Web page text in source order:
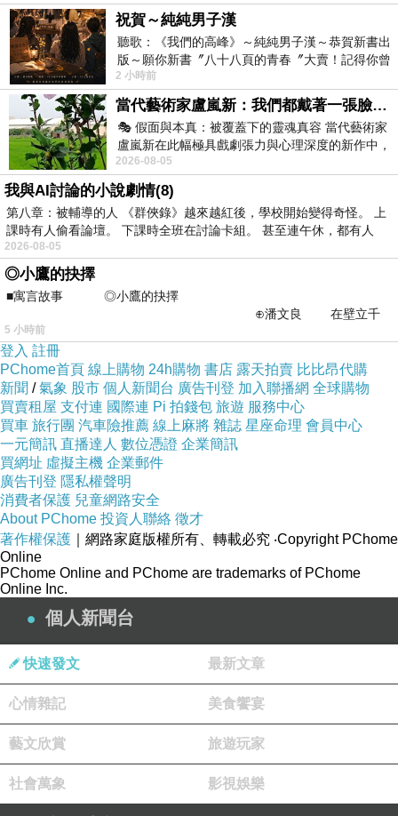
正善可聽採，能得出要，三耶三佛所說，譬如新
塔易可汙色，然諸弟子於此法中，不能勤修不能
成就，捨平等道入於邪見。若有人來語彼弟子：
『諸賢，汝師法正，當於中行何以捨離，入於邪
見？』其彼弟子信其言者，則二俱真正，獲無量
福，所以者何？其法真正。」
佛告周那：「彼雖有師然懷邪見，雖復有法盡
不真正，不足聽採不能出要，非三耶三佛所說，
猶如朽塔可汙色；彼諸弟子法法成就，隨順其行
起諸邪見。周那，若有人來語其弟子言：『汝師
法正汝所行是，今所修行勤苦如是，應於現法成
就道果。』彼諸弟子信受其言者，則二俱失道，
獲無量罪，所以者何？以法不真正故。周那，若
師不邪見，其法真正善可聽採，能得出要，三耶
三佛所說，譬如新塔易為汙色。又其弟子法法成
就，隨順修行而生正見，若有人來語其弟子言：
『汝師法正汝所行是，今所修行勤苦如是，應於
現法成就道果。』彼諸弟子信受其語，二俱正見
獲無量福，所以者何？法真正故。周那，或有導
師出世，使弟子生憂，或有導師出世，使弟子無
憂。云何導師出世，使弟子生憂？周那，導師新
出世間，成道未久，其法具足梵行清淨，如實真
要而不布現，然彼導師速取滅度，其諸弟子不得
修行，皆愁憂言：『師初出世成道未久，其法清
淨梵行具足，如實真要竟不布現，而今導師便速
滅度，我等弟子不得修行。』是為導師出世，弟
子愁憂。云何導師出世，弟子無憂？謂導師出
世，其法清淨梵行具足，如實真要而廣流布，然
後導師方取滅度，其諸弟子皆得修行，不懷憂
言：『師初出世成道未久，其法清淨梵行具足，
祝賀～純純男子漢
聽歌：《我們的高峰》～純純男子漢～恭賀新書出
版～願你新書〞八十八頁的青春〞大賣！記得你曾
經在我的版留言…「好讚的圖^^感覺大家
2 小時前
當代藝術家盧嵐新：我們都戴著一張臉，可真正的自己，總藏在那些被塗抹、被覆蓋的痕跡裡
🎭 假面與本真：被覆蓋下的靈魂真容 當代藝術家
盧嵐新在此幅極具戲劇張力與心理深度的新作中，
運用質感豐富的紙材肌理、墨痕與大膽的
2026-08-05
我與AI討論的小說劇情(8)
第八章：被輔導的人 《群俠錄》越來越紅後，學校開始變得奇怪。 上
課時有人偷看論壇。 下課時全班在討論卡組。 甚至連午休，都有人
2026-08-05
◎小鷹的抉擇
■寓言故事 ◎小鷹的抉擇
⊕潘文良 在壁立千
仞的懸崖上，有一座遮天蔽
5 小時前
登入 註冊
PChome首頁 線上購物 24h購物 書店 露天拍賣 比比昂代購
新聞 /氣象 股市 個人新聞台 廣告刊登 加入聯播網 全球購物
買賣租屋 支付連 國際連 Pi 拍錢包 旅遊 服務中心
買車 旅行團 汽車險推薦 線上麻將 雜誌 星座命理 會員中心
一元簡訊 直播達人 數位憑證 企業簡訊
買網址 虛擬主機 企業郵件
廣告刊登 隱私權聲明
消費者保護 兒童網路安全
About PChome 投資人聯絡 徵才
著作權保護 ｜網路家庭版權所有、轉載必究 ‧Copyright PChome
Online
PChome Online and PChome are trademarks of PChome
Online Inc.
個人新聞台
快速發文 最新文章
心情雜記 美食饗宴
藝文欣賞 旅遊玩家
社會萬象 影視娛樂